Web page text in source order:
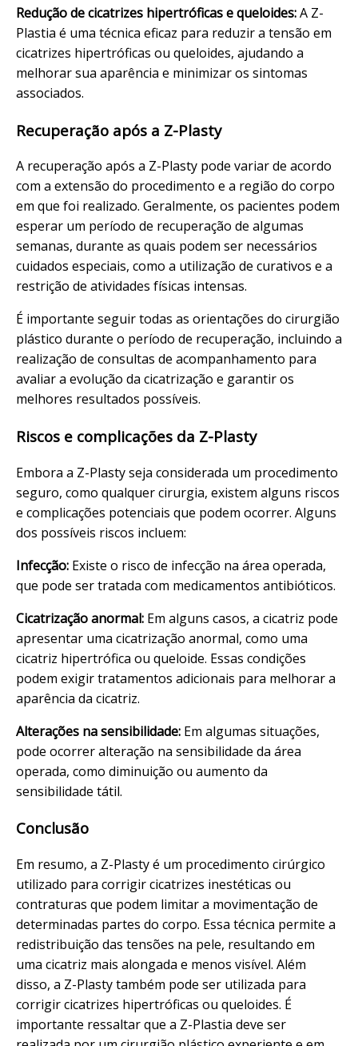
Redução de cicatrizes hipertróficas e queloides:A Z-
Plastia é uma técnica eficaz para reduzir a tensão em
cicatrizes hipertróficas ou queloides, ajudando a
melhorar sua aparência e minimizar os sintomas
associados.
Recuperação após a Z-Plasty
A recuperação após a Z-Plasty pode variar de acordo
com a extensão do procedimento e a região do corpo
em que foi realizado. Geralmente, os pacientes podem
esperar um período de recuperação de algumas
semanas, durante as quais podem ser necessários
cuidados especiais, como a utilização de curativos e a
restrição de atividades físicas intensas.
É importante seguir todas as orientações do cirurgião
plástico durante o período de recuperação, incluindo a
realização de consultas de acompanhamento para
avaliar a evolução da cicatrização e garantir os
melhores resultados possíveis.
Riscos e complicações da Z-Plasty
Embora a Z-Plasty seja considerada um procedimento
seguro, como qualquer cirurgia, existem alguns riscos
e complicações potenciais que podem ocorrer. Alguns
dos possíveis riscos incluem:
Infecção: Existe o risco de infecção na área operada,
que pode ser tratada com medicamentos antibióticos.
Cicatrização anormal: Em alguns casos, a cicatriz pode
apresentar uma cicatrização anormal, como uma
cicatriz hipertrófica ou queloide. Essas condições
podem exigir tratamentos adicionais para melhorar a
aparência da cicatriz.
Alterações na sensibilidade: Em algumas situações,
pode ocorrer alteração na sensibilidade da área
operada, como diminuição ou aumento da
sensibilidade tátil.
Conclusão
Em resumo, a Z-Plasty é um procedimento cirúrgico
utilizado para corrigir cicatrizes inestéticas ou
contraturas que podem limitar a movimentação de
determinadas partes do corpo. Essa técnica permite a
redistribuição das tensões na pele, resultando em
uma cicatriz mais alongada e menos visível. Além
disso, a Z-Plasty também pode ser utilizada para
corrigir cicatrizes hipertróficas ou queloides. É
importante ressaltar que a Z-Plastia deve ser